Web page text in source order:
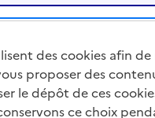
des cookies afin de
proposer des
le dépôt de ces
ce choix